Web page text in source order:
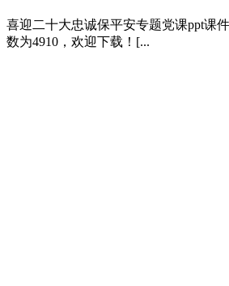
喜迎二十大忠诚保平安专题党课ppt课
数为4910，欢迎下载！[...